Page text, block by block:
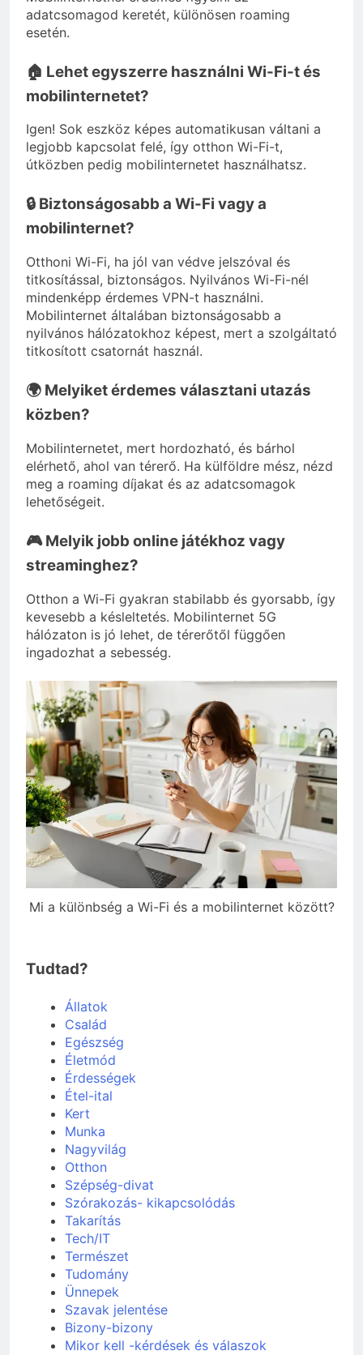
adatcsomagod keretét, különösen roaming
esetén.
🏠 Lehet egyszerre használni Wi-Fi-t és
mobilinternetet?
Igen! Sok eszköz képes automatikusan váltani a
legjobb kapcsolat felé, így otthon Wi-Fi-t,
útközben pedig mobilinternetet használhatsz.
🔒 Biztonságosabb a Wi-Fi vagy a
mobilinternet?
Otthoni Wi-Fi, ha jól van védve jelszóval és
titkosítással, biztonságos. Nyilvános Wi-Fi-nél
mindenképp érdemes VPN-t használni.
Mobilinternet általában biztonságosabb a
nyilvános hálózatokhoz képest, mert a szolgáltató
titkosított csatornát használ.
🌍 Melyiket érdemes választani utazás
közben?
Mobilinternetet, mert hordozható, és bárhol
elérhető, ahol van térerő. Ha külföldre mész, nézd
meg a roaming díjakat és az adatcsomagok
lehetőségeit.
🎮 Melyik jobb online játékhoz vagy
streaminghez?
Otthon a Wi-Fi gyakran stabilabb és gyorsabb, így
kevesebb a késleltetés. Mobilinternet 5G
hálózaton is jó lehet, de térerőtől függően
ingadozhat a sebesség.
Mi a különbség a Wi-Fi és a mobilinternet között?
Tudtad?
Állatok
Család
Egészség
Életmód
Érdességek
Étel-ital
Kert
Munka
Nagyvilág
Otthon
Szépség-divat
Szórakozás- kikapcsolódás
Takarítás
Tech/IT
Természet
Tudomány
Ünnepek
Szavak jelentése
Bizony-bizony
Mikor kell -kérdések és válaszok